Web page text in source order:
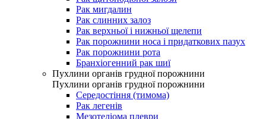
Рак мигдалин
Рак слинних залоз
Рак верхньої і нижньої щелепи
Рак порожнини носа і придаткових пазух
Рак порожнини рота
Бранхіогенний рак шиї
Пухлини органів грудної порожнини
Пухлини органів грудної порожнини
Середостіння (тимома)
Рак легенів
Мезотеліома плеври